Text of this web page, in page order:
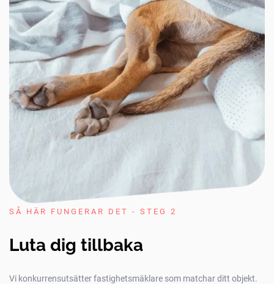
SÅ HÄR FUNGERAR DET - STEG 2
Luta dig tillbaka
Vi konkurrensutsätter fastighetsmäklare som matchar ditt objekt.